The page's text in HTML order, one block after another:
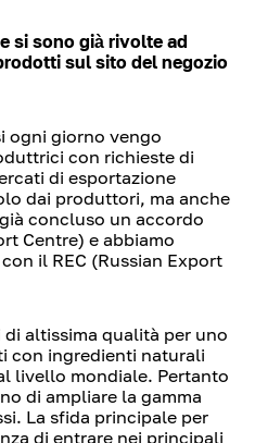
si sono già rivolte ad
sul sito del negozio
ogni giorno vengo
con richieste di
di esportazione
dai produttori, ma anche
concluso un accordo
Centre) e abbiamo
il REC (Russian Export
altissima qualità per uno
con ingredienti naturali
livello mondiale. Pertanto
di ampliare la gamma
La sfida principale per
di entrare nei principali